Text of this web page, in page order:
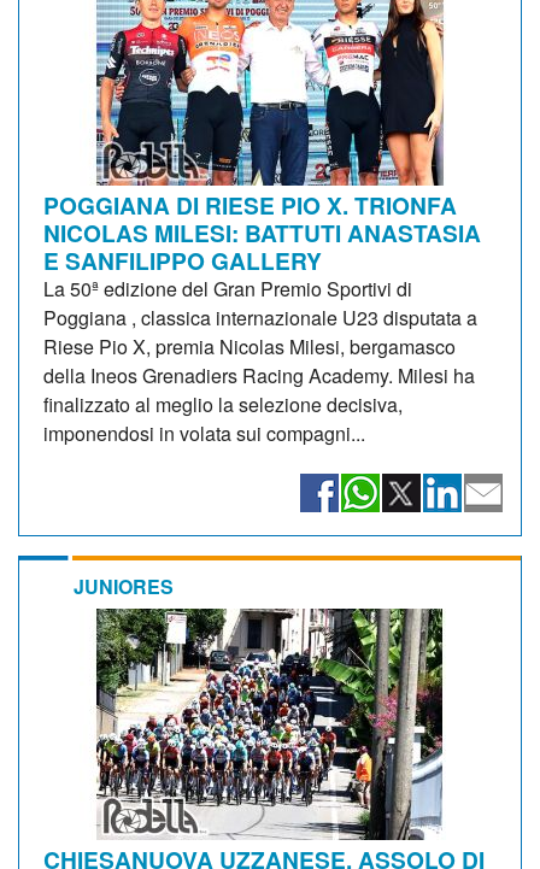
POGGIANA DI RIESE PIO X. TRIONFA
NICOLAS MILESI: BATTUTI ANASTASIA
E SANFILIPPO GALLERY
La 50ª edizione del Gran Premio Sportivi di
Poggiana , classica internazionale U23 disputata a
Riese Pio X, premia Nicolas Milesi, bergamasco
della Ineos Grenadiers Racing Academy. Milesi ha
finalizzato al meglio la selezione decisiva,
imponendosi in volata sui compagni...
JUNIORES
CHIESANUOVA UZZANESE. ASSOLO DI